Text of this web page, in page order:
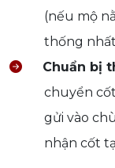
(nếu mộ
thống
Chuẩn bị
chuyển
gửi vào
nhận cốt